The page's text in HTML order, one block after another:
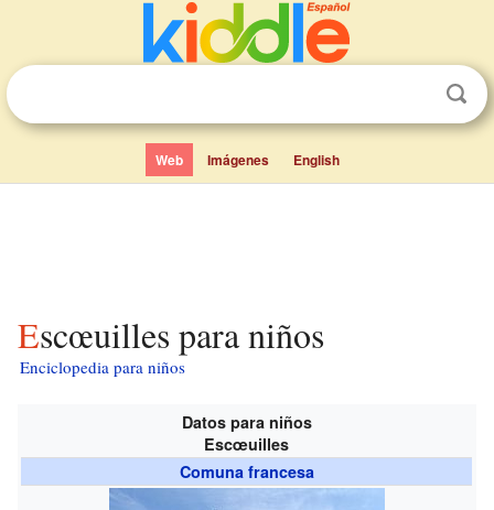
Web Imágenes English
Escœuilles para niños
Enciclopedia para niños
Datos para niños
Escœuilles
Comuna francesa